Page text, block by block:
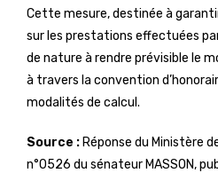
Cette mesure, destinée à
sur les prestations effectuées
de nature à rendre prévisible le
à travers la convention
modalités de calcul.
Source : Réponse du Ministère
n°0526 du sénateur MASSON,